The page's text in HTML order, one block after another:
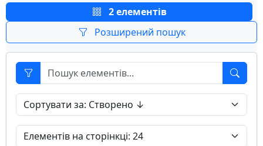
2 елементів
Розширений пошук